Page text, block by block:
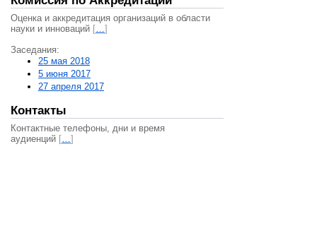
Оценка и аккредитация организаций в области
науки и инноваций […]
Заседания:
25 мая 2018
5 июня 2017
27 апреля 2017
Контакты
Контактные телефоны, дни и время
аудиенций […]